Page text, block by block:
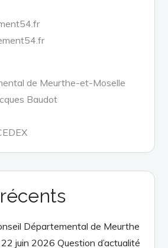
de Meurthe-et-Moselle
Baudot
Départemental de Meurthe
juin 2026 Question d’actualité